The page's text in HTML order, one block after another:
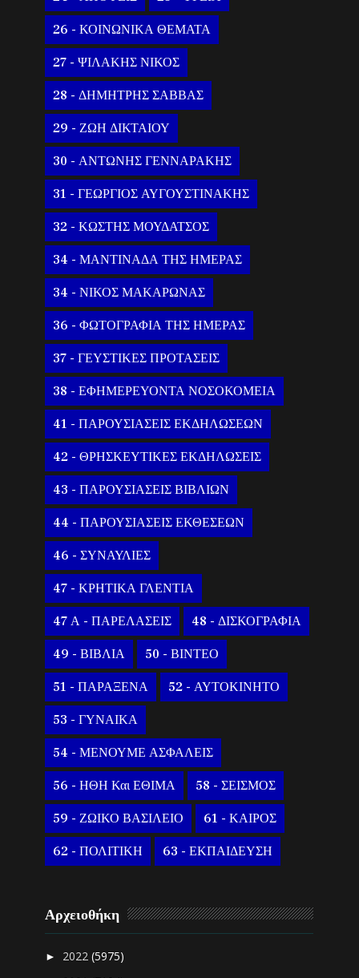
26 - ΚΟΙΝΩΝΙΚΑ ΘΕΜΑΤΑ
27 - ΨΙΛΑΚΗΣ ΝΙΚΟΣ
28 - ΔΗΜΗΤΡΗΣ ΣΑΒΒΑΣ
29 - ΖΩΗ ΔΙΚΤΑΙΟΥ
30 - ΑΝΤΩΝΗΣ ΓΕΝΝΑΡΑΚΗΣ
31 - ΓΕΩΡΓΙΟΣ ΑΥΓΟΥΣΤΙΝΑΚΗΣ
32 - ΚΩΣΤΗΣ ΜΟΥΔΑΤΣΟΣ
34 - ΜΑΝΤΙΝΑΔΑ ΤΗΣ ΗΜΕΡΑΣ
34 - ΝΙΚΟΣ ΜΑΚΑΡΩΝΑΣ
36 - ΦΩΤΟΓΡΑΦΙΑ ΤΗΣ ΗΜΕΡΑΣ
37 - ΓΕΥΣΤΙΚΕΣ ΠΡΟΤΑΣΕΙΣ
38 - ΕΦΗΜΕΡΕΥΟΝΤΑ ΝΟΣΟΚΟΜΕΙΑ
41 - ΠΑΡΟΥΣΙΑΣΕΙΣ ΕΚΔΗΛΩΣΕΩΝ
42 - ΘΡΗΣΚΕΥΤΙΚΕΣ ΕΚΔΗΛΩΣΕΙΣ
43 - ΠΑΡΟΥΣΙΑΣΕΙΣ ΒΙΒΛΙΩΝ
44 - ΠΑΡΟΥΣΙΑΣΕΙΣ ΕΚΘΕΣΕΩΝ
46 - ΣΥΝΑΥΛΙΕΣ
47 - ΚΡΗΤΙΚΑ ΓΛΕΝΤΙΑ
47 Α - ΠΑΡΕΛΑΣΕΙΣ 48 - ΔΙΣΚΟΓΡΑΦΙΑ
49 - ΒΙΒΛΙΑ 50 - ΒΙΝΤΕΟ
51 - ΠΑΡΑΞΕΝΑ 52 - ΑΥΤΟΚΙΝΗΤΟ
53 - ΓΥΝΑΙΚΑ
54 - ΜΕΝΟΥΜΕ ΑΣΦΑΛΕΙΣ
56 - ΗΘΗ Και ΕΘΙΜΑ 58 - ΣΕΙΣΜΟΣ
59 - ΖΩΙΚΟ ΒΑΣΙΛΕΙΟ 61 - ΚΑΙΡΟΣ
62 - ΠΟΛΙΤΙΚΗ 63 - ΕΚΠΑΙΔΕΥΣΗ
Αρχειοθήκη
► 2022(5975)